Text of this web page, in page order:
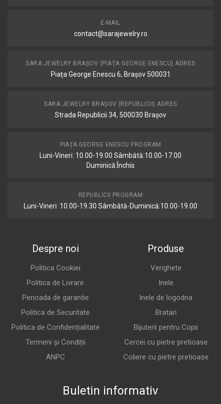
E-MAIL
contact@sarajewelry.ro
SARA JEWELRY BRAȘOV (PIAȚA GEORGE ENESCU) ADRES
Piața George Enescu 6, Brașov 500031
SARA JEWELRY BRAȘOV (REPUBLICII) ADRES
Strada Republicii 34, 500030 Brașov
PIAȚA GEORGE ENESCU PROGRAM
Luni-Vineri: 10.00-19.00 Sâmbătă:10.00-17.00
Duminică:Închis
REPUBLICII PROGRAM
Luni-Vineri: 10.00-19.30 Sâmbătă-Duminică:10.00-19.00
Despre noi
Politica Cookiei
Politica de Livrare
Perioada de garantie
Politica de Securitate
Politica de Confidențialitate
Termeni și Condiții
ANPC
Produse
Verighete
Inele
Inele de logodna
Bratari
Bijuterii pentru Copii
Cercei cu pietre pretioase
Coliere cu pietre pretioase
Buletin informativ